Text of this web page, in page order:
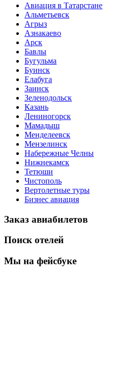
Авиация в Татарстане
Альметьевск
Агрыз
Азнакаево
Арск
Бавлы
Бугульма
Буинск
Елабуга
Заинск
Зеленодольск
Казань
Лениногорск
Мамадыш
Менделеевск
Мензелинск
Набережные Челны
Нижнекамск
Тетюши
Чистополь
Вертолетные туры
Бизнес авиация
Заказ авиабилетов
Поиск отелей
Мы на фейсбуке